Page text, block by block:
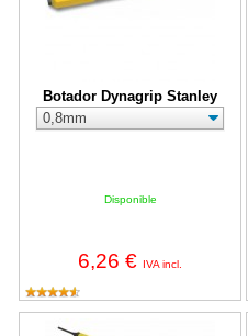
Botador Dynagrip Stanley
Disponible
6,26 € IVA incl.
Juego de 6 botadores/